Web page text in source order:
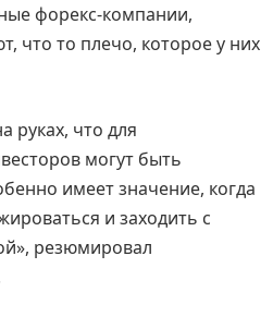
форекс-компании,
что то плечо, которое у них
руках, что для
могут быть
имеет значение, когда
и заходить с
резюмировал